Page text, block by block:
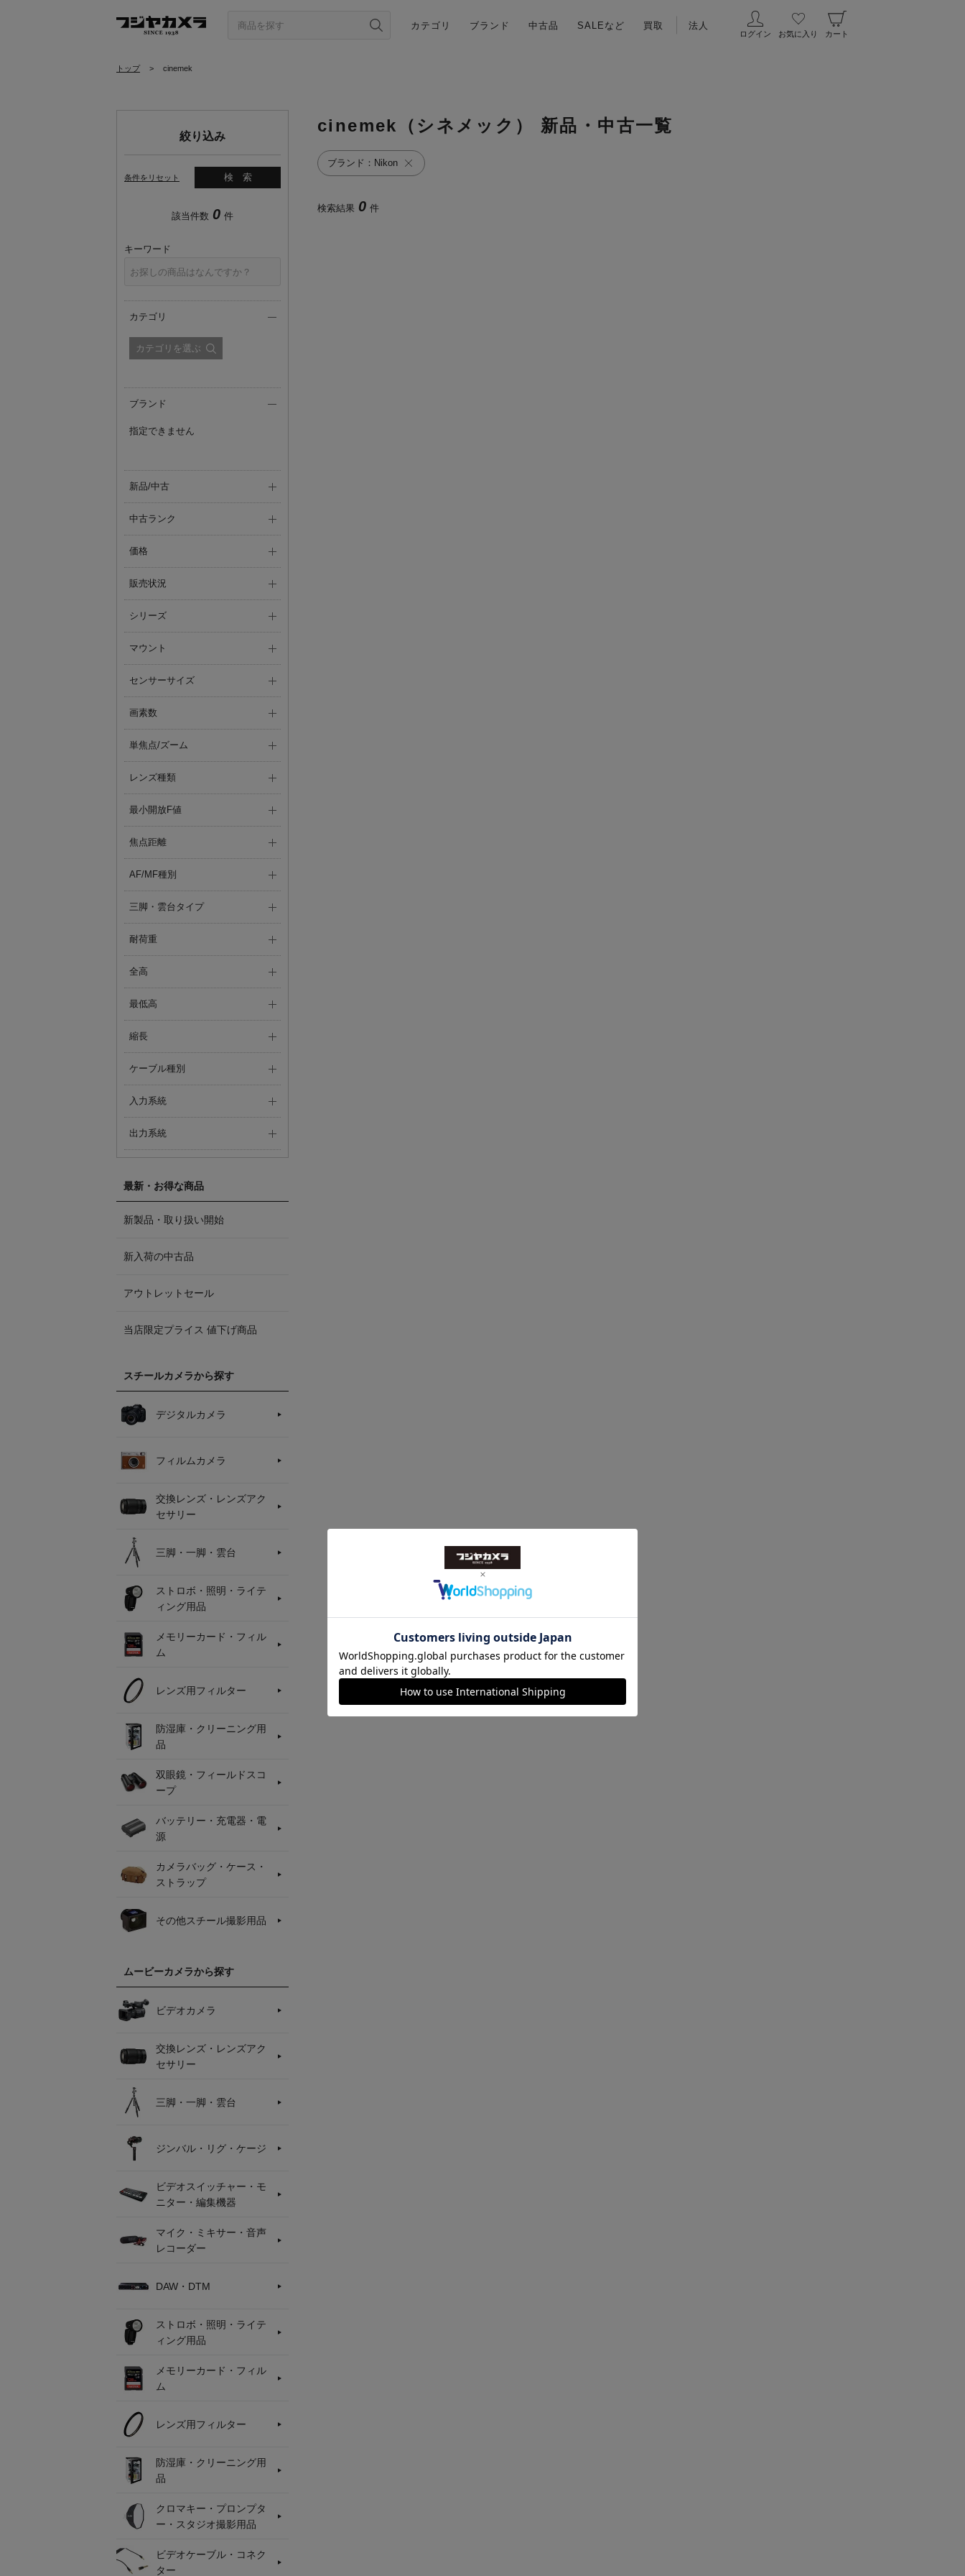
カテゴリ ブランド 中古品 SALEなど 買取 法人
ログイン お気に入り カート
トップ > cinemek
絞り込み
条件をリセット 検索
該当件数 0 件
キーワード
カテゴリ
カテゴリを選ぶ
ブランド
指定できません
新品/中古
中古ランク
価格
販売状況
シリーズ
マウント
センサーサイズ
画素数
単焦点/ズーム
レンズ種類
最小開放F値
焦点距離
AF/MF種別
三脚・雲台タイプ
耐荷重
全高
最低高
縮長
ケーブル種別
入力系統
出力系統
最新・お得な商品
新製品・取り扱い開始
新入荷の中古品
アウトレットセール
当店限定プライス 値下げ商品
スチールカメラから探す
デジタルカメラ
フィルムカメラ
交換レンズ・レンズアク
セサリー
三脚・一脚・雲台
ストロボ・照明・ライテ
ィング用品
メモリーカード・フィル
ム
レンズ用フィルター
防湿庫・クリーニング用
品
双眼鏡・フィールドスコ
ープ
バッテリー・充電器・電
源
カメラバッグ・ケース・
ストラップ
その他スチール撮影用品
ムービーカメラから探す
ビデオカメラ
交換レンズ・レンズアク
セサリー
三脚・一脚・雲台
ジンバル・リグ・ケージ
ビデオスイッチャー・モ
ニター・編集機器
マイク・ミキサー・音声
レコーダー
DAW・DTM
ストロボ・照明・ライテ
ィング用品
メモリーカード・フィル
ム
レンズ用フィルター
防湿庫・クリーニング用
品
クロマキー・プロンプタ
ー・スタジオ撮影用品
ビデオケーブル・コネク
ター
cinemek（シネメック） 新品・中古一覧
ブランド：Nikon
検索結果 0 件